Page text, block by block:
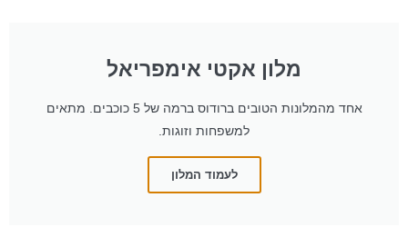
מלון אקטי אימפריאל
אחד מהמלונות הטובים ברודוס ברמה של 5 כוכבים. מתאים
למשפחות וזוגות.
לעמוד המלון